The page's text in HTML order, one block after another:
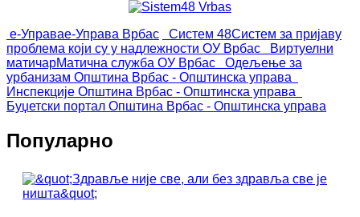
е-Управае-Управа Врбас Систем 48Систем за пријаву
проблема који су у надлежности ОУ Врбас
Виртуелни
матичарМатична служба ОУ Врбас
Одељење за
урбанизам Општина Врбас - Општинска управа
Инспекције Општина Врбас - Општинска управа
Буџетски портал Општина Врбас - Општинска управа
Популарно